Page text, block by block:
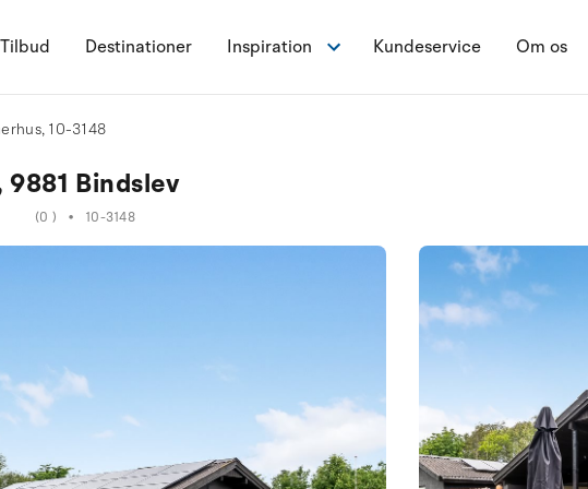
Tilbud Destinationer Inspiration Kundeservice Om os
10-3148
Bindslev
(0 ) • 10-3148